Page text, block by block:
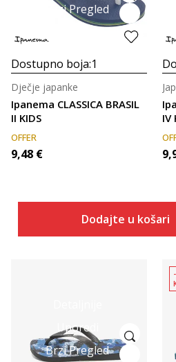
Brzi Pregled
Dostupno boja:1
Ipanema CLASSICA BRASIL
II KIDS
Dječje japanke
OFFER
9,48 €
Dodajte u košaricu
IV
Uporedi
Brzi Pregled